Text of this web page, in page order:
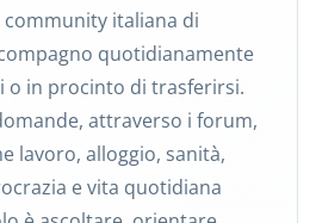
community italiana di
quotidianamente
o in procinto di trasferirsi.
attraverso i forum,
lavoro, alloggio, sanità,
e vita quotidiana